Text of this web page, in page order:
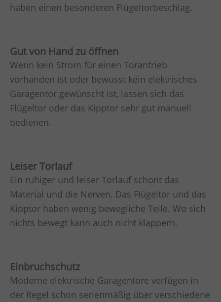
haben einen besonderen Flügeltorbeschlag.
Gut von Hand zu öffnen
Wenn kein Strom für einen Torantrieb
vorhanden ist oder bewusst kein elektrisches
Garagentor gewünscht ist, lassen sich das
Flügeltor oder das Kipptor sehr gut manuell
bedienen.
Leiser Torlauf
Ein ruhiger und leiser Torlauf schont das
Material und die Nerven. Das Flügeltor und das
Kipptor haben wenig bewegliche Teile. Wo sich
nichts bewegt kann auch nicht klappern.
Einbruchschutz
Moderne elektrische Garagentore verfügen in
der Regel schon serienmäßig über verschiedene